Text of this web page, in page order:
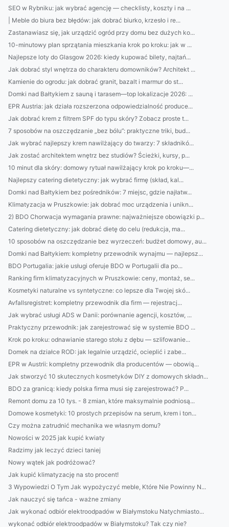
SEO w Rybniku: jak wybrać agencję — checklisty, koszty i na ...
| Meble do biura bez błędów: jak dobrać biurko, krzesło i re...
Zastanawiasz się, jak urządzić ogród przy domu bez dużych ko...
10-minutowy plan sprzątania mieszkania krok po kroku: jak w ...
Najlepsze loty do Glasgow 2026: kiedy kupować bilety, najtań...
Jak dobrać styl wnętrza do charakteru domowników? Architekt ...
Kamienie do ogrodu: jak dobrać granit, bazalt i marmur do st...
Domki nad Bałtykiem z sauną i tarasem—top lokalizacje 2026: ...
EPR Austria: jak działa rozszerzona odpowiedzialność produce...
Jak dobrać krem z filtrem SPF do typu skóry? Zobacz proste t...
7 sposobów na oszczędzanie „bez bólu”: praktyczne triki, bud...
Jak wybrać najlepszy krem nawilżający do twarzy: 7 składnikó...
Jak zostać architektem wnętrz bez studiów? Ścieżki, kursy, p...
10 minut dla skóry: domowy rytuał nawilżający krok po kroku—...
Najlepszy catering dietetyczny: jak wybrać firmę (skład, kal...
Domki nad Bałtykiem bez pośredników: 7 miejsc, gdzie najłatw...
Klimatyzacja w Pruszkowie: jak dobrać moc urządzenia i unikn...
2) BDO Chorwacja wymagania prawne: najważniejsze obowiązki p...
Catering dietetyczny: jak dobrać dietę do celu (redukcja, ma...
10 sposobów na oszczędzanie bez wyrzeczeń: budżet domowy, au...
Domki nad Bałtykiem: kompletny przewodnik wynajmu — najlepsz...
BDO Portugalia: jakie usługi oferuje BDO w Portugalii dla po...
Ranking firm klimatyzacyjnych w Pruszkowie: ceny, montaż, se...
Kosmetyki naturalne vs syntetyczne: co lepsze dla Twojej skó...
Avfallsregistret: kompletny przewodnik dla firm — rejestracj...
Jak wybrać usługi ADS w Danii: porównanie agencji, kosztów, ...
Praktyczny przewodnik: jak zarejestrować się w systemie BDO ...
Krok po kroku: odnawianie starego stołu z dębu — szlifowanie...
Domek na działce ROD: jak legalnie urządzić, ocieplić i zabe...
EPR w Austrii: kompletny przewodnik dla producentów — obowią...
Jak stworzyć 10 skutecznych kosmetyków DIY z domowych składn...
BDO za granicą: kiedy polska firma musi się zarejestrować? P...
Remont domu za 10 tys. - 8 zmian, które maksymalnie podniosą...
Domowe kosmetyki: 10 prostych przepisów na serum, krem i ton...
Czy można zatrudnić mechanika we własnym domu?
Nowości w 2025 jak kupić kwiaty
Radzimy jak leczyć dzieci taniej
Nowy wątek jak podróżować?
Jak kupić klimatyzację na sto procent!
3 Wypowiedzi O Tym Jak wypożyczyć meble, Które Nie Powinny N...
Jak nauczyć się tańca - ważne zmiany
Jak wykonać odbiór elektroodpadów w Białymstoku Natychmiasto...
wykonać odbiór elektroodpadów w Białymstoku? Tak czy nie?